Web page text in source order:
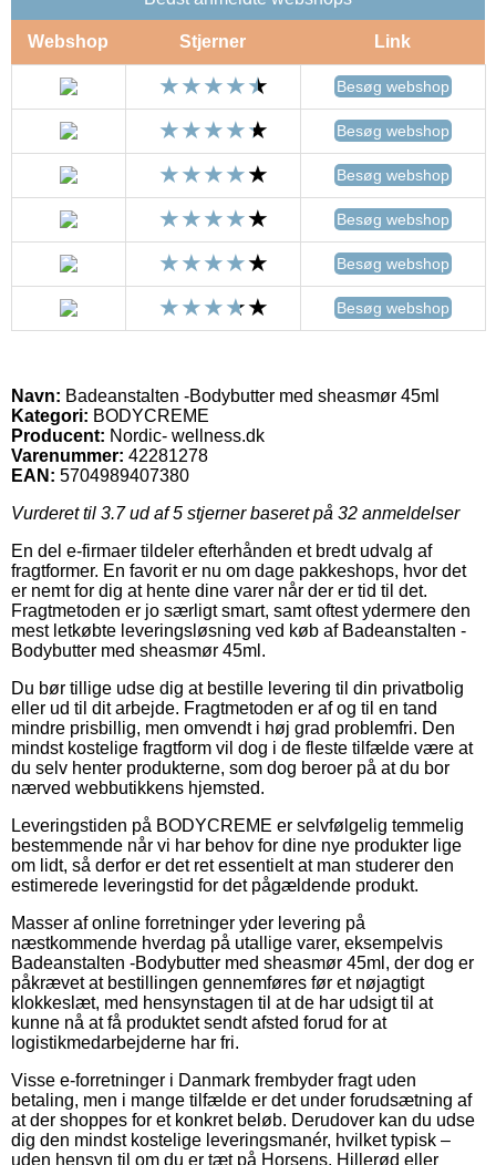
Webshop Stjerner Link
Besøg webshop
Besøg webshop
Besøg webshop
Besøg webshop
Besøg webshop
Besøg webshop
Navn: Badeanstalten -Bodybutter med sheasmør 45ml
Kategori: BODYCREME
Producent: Nordic- wellness.dk
Varenummer: 42281278
EAN: 5704989407380
Vurderet til 3.7ud af 5 stjerner baseret på 32 anmeldelser
En del e-firmaer tildeler efterhånden et bredt udvalg af
fragtformer. En favorit er nu om dage pakkeshops, hvor det
er nemt for dig at hente dine varer når der er tid til det.
Fragtmetoden er jo særligt smart, samt oftest ydermere den
mest letkøbte leveringsløsning ved køb af Badeanstalten -
Bodybutter med sheasmør 45ml.
Du bør tillige udse dig at bestille levering til din privatbolig
eller ud til dit arbejde. Fragtmetoden er af og til en tand
mindre prisbillig, men omvendt i høj grad problemfri. Den
mindst kostelige fragtform vil dog i de fleste tilfælde være at
du selv henter produkterne, som dog beroer på at du bor
nærved webbutikkens hjemsted.
Leveringstiden på BODYCREME er selvfølgelig temmelig
bestemmende når vi har behov for dine nye produkter lige
om lidt, så derfor er det ret essentielt at man studerer den
estimerede leveringstid for det pågældende produkt.
Masser af online forretninger yder levering på
næstkommende hverdag på utallige varer, eksempelvis
Badeanstalten -Bodybutter med sheasmør 45ml, der dog er
påkrævet at bestillingen gennemføres før et nøjagtigt
klokkeslæt, med hensynstagen til at de har udsigt til at
kunne nå at få produktet sendt afsted forud for at
logistikmedarbejderne har fri.
Visse e-forretninger i Danmark frembyder fragt uden
betaling, men i mange tilfælde er det under forudsætning af
at der shoppes for et konkret beløb. Derudover kan du udse
dig den mindst kostelige leveringsmanér, hvilket typisk –
uden hensyn til om du er tæt på Horsens, Hillerød eller